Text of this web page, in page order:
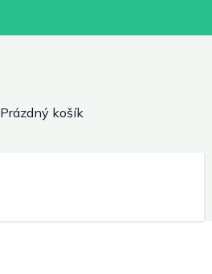
Nákupní
Prázdný košík